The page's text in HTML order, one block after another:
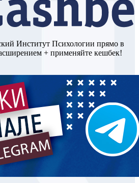
Институт Психологии прямо в
+ применяйте кешбек!